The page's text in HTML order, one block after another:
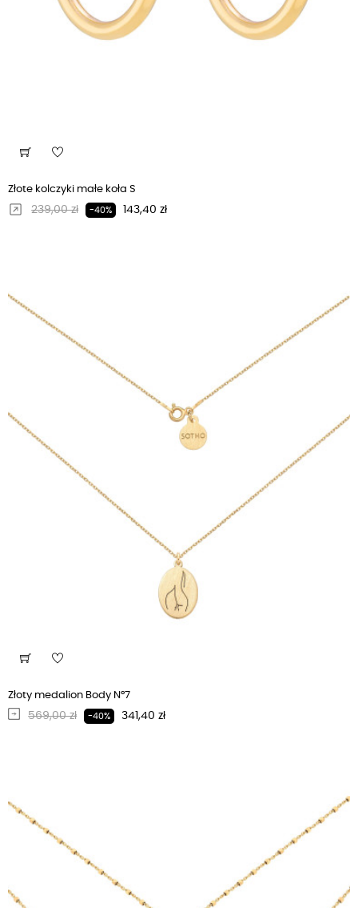
Złote kolczyki małe koła S
Regularna cena
239,00 zł -40% Cena
143,40 zł
Złoty medalion Body N°7
Regularna cena
569,00 zł -40% Cena
341,40 zł